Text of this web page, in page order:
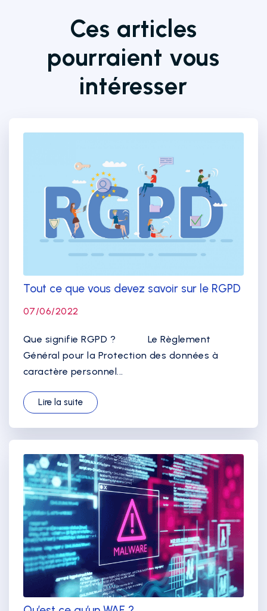
Ces articles
pourraient vous
intéresser
Tout ce que vous devez savoir sur le RGPD
07/06/2022
Que signifie RGPD ? Le Règlement
Général pour la Protection des données à
caractère personnel...
Lire la suite